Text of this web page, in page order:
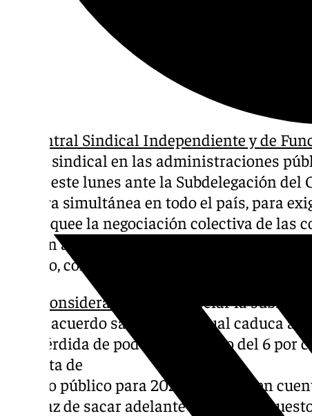
Central Sindical Independiente y de
fuerza sindical en las administraciones
nuevo este lunes ante la Subdelegación del
manera simultánea en todo el país, para
desbloquee la negociación colectiva de las
afectan a los empleados públicos en
público, condiciones de jubilación,
CSIF considera urgente
negociar la subida
nuevo acuerdo salarial (el actual caduca a
una pérdida de poder adquisitivo del 6 por
la oferta de
empleo público para 2025, teniendo en
incapaz de sacar adelante unos